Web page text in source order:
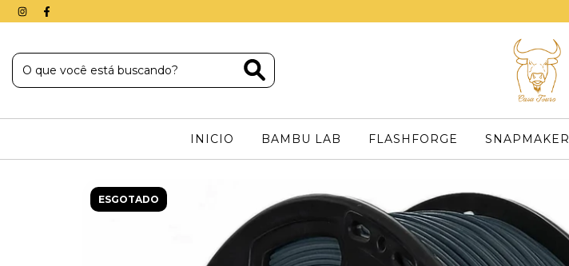
INICIO BAMBU LAB FLASHFORGE SNAPMAKER
ESGOTADO